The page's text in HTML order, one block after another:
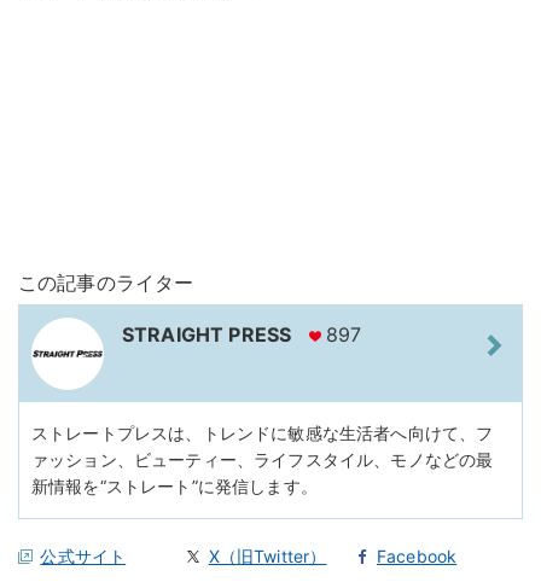
この記事のライター
STRAIGHT PRESS 897
ストレートプレスは、トレンドに敏感な生活者へ向けて、フ
ァッション、ビューティー、ライフスタイル、モノなどの最
新情報を“ストレート”に発信します。
公式サイト X（旧Twitter） Facebook